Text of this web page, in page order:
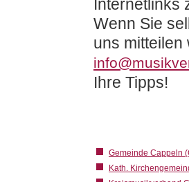
Internetlinks
Wenn Sie
uns mitteilen
Ihre Tipps!
Gemeinde Cappeln
Kath.